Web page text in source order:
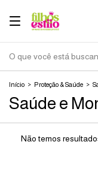
Início > Proteção & Saúde >
Saúde e
Não temos